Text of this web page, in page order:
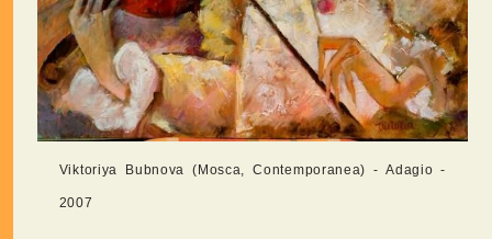
Viktoriya Bubnova (Mosca, Contemporanea) - Adagio -
2007